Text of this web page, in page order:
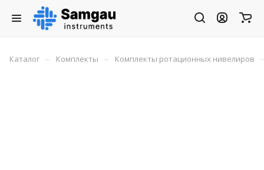
Каталог – Комплекты – Комплекты ротационных нивелиров